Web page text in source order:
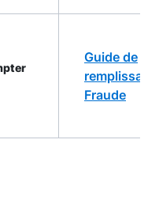
Guide de
remplissage
Fraude